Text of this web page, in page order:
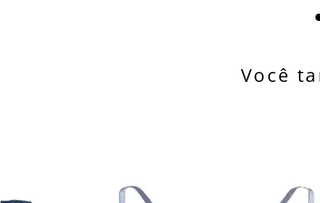
Você